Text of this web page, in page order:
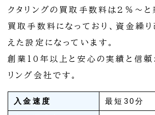
クタリングの買取手数料は2％～
買取手数料になっており、資金繰
えた設定になっています。
創業10年以上と安心の実績と信頼
リング会社です。
入金速度 最短30分